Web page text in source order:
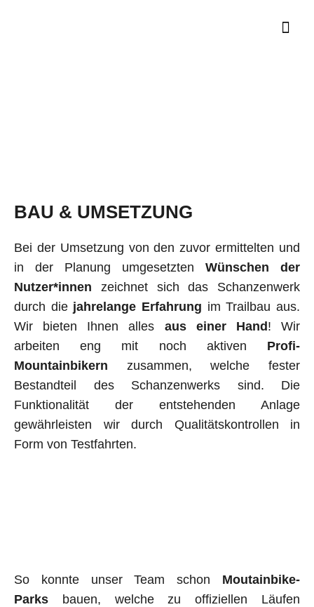
BAU & UMSETZUNG
Bei der Umsetzung von den zuvor ermittelten und
in der Planung umge­setz­ten Wünschen der
Nutzer*innen zeichnet sich das Schanzenwerk
durch die jahrelange Erfahrung im Trailbau aus.
Wir bieten Ihnen alles aus einer Hand ! Wir
arbeiten eng mit noch aktiven Profi-
Mountainbikern zu­samm­en, welche fester
Bestandteil des Schanzenwerks sind. Die
Funktionalität der entstehenden Anlage
gewährleisten wir durch Qualitätskontrollen in
Form von Testfahrten.
So konnte unser Team schon Moutain­bike-
Parks bauen, welche zu offi­ziellen Läufen